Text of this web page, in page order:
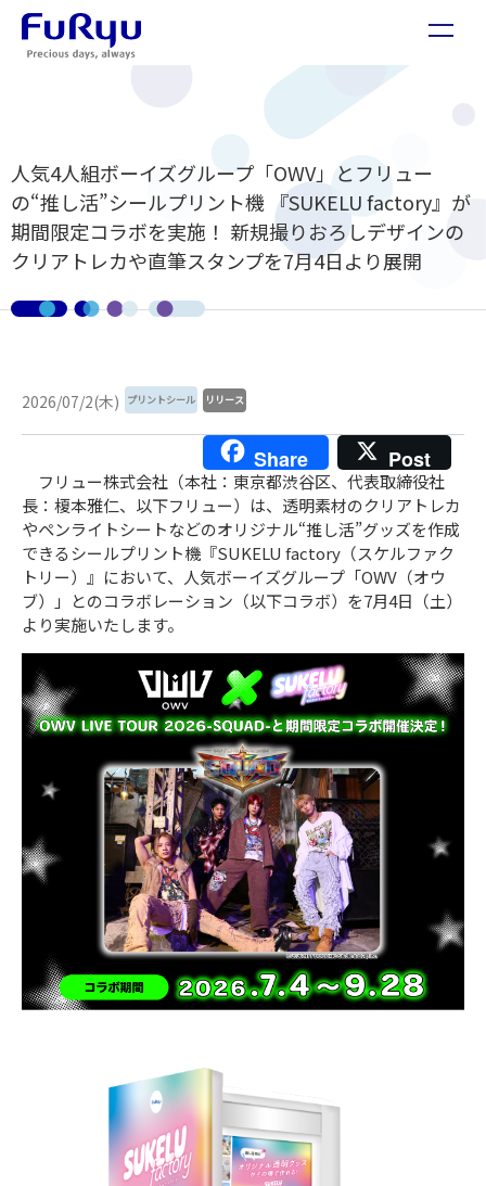
人気4人組ボーイズグループ「OWV」とフリュー
の“推し活”シールプリント機 『SUKELU factory』が
期間限定コラボを実施！ 新規撮りおろしデザインの
クリアトレカや直筆スタンプを7月4日より展開
2026/07/2(木) プリントシール リリース
Share Post
フリュー株式会社（本社：東京都渋谷区、代表取締役社
長：榎本雅仁、以下フリュー）は、透明素材のクリアトレカ
やペンライトシートなどのオリジナル“推し活”グッズを作成
できるシールプリント機『SUKELU factory（スケルファク
トリー）』において、人気ボーイズグループ「OWV（オウ
ブ）」とのコラボレーション（以下コラボ）を7月4日（土）
より実施いたします。